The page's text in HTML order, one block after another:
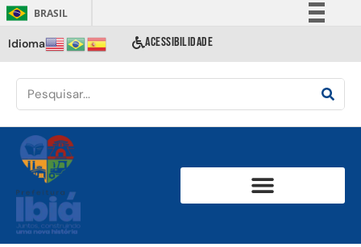
BRASIL
Comunica BR
Acesso à informação
Idioma ACESSIBILIDADE